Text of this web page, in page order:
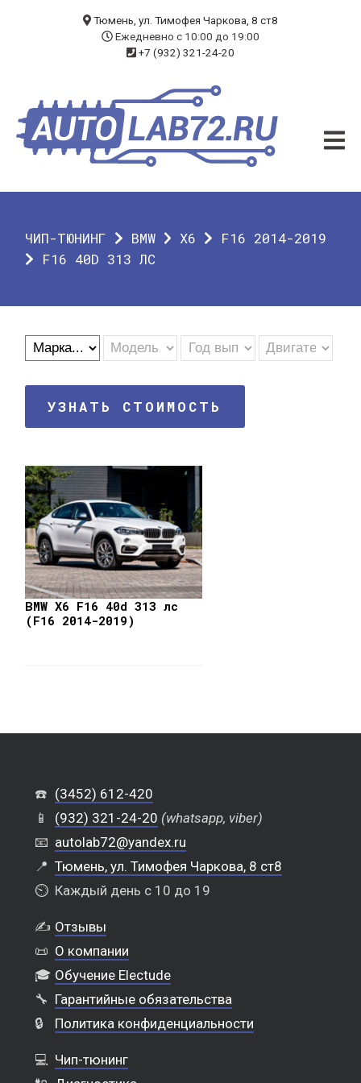
ЧИП-ТЮНИНГ
ДИАГНОСТИКА
О КОМПАНИИ
ГАРАНТИЯ
Тюмень, ул. Тимофея Чаркова, 8 ст8
Ежедневно с 10:00 до 19:00
+7 (932) 321-24-20
ЧИП-ТЮНИНГ BMW X6
F16 2014-2019
F16 40D 313 ЛС
УЗНАТЬ СТОИМОСТЬ
BMW X6 F16 40d 313 лс
(F16 2014-2019)
☎️ (3452) 612-420
📱
(932) 321-24-20 (whatsapp, viber)
📧 autolab72@yandex.ru
📍 Тюмень, ул. Тимофея Чаркова, 8 ст8
⏲️ Каждый день с 10 до 19
✍️ Отзывы
📜 О компании
🎓 Обучение Electude
🔧 Гарантийные обязательства
🔒
Политика конфиденциальности
💻 Чип-тюнинг